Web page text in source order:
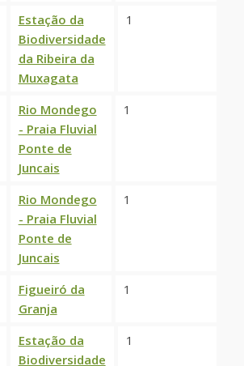
Estação da
Biodiversidade
da Ribeira da
Muxagata
1
Rio Mondego
- Praia Fluvial
Ponte de
Juncais
1
Rio Mondego
- Praia Fluvial
Ponte de
Juncais
1
Figueiró da
Granja
1
Estação da
Biodiversidade
1